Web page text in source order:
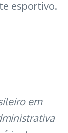
esportivo.
em